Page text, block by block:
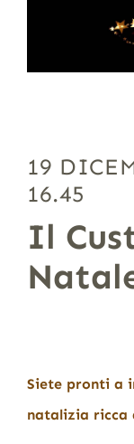
19
16.45
Il
Siete pronti a
natalizia ricca